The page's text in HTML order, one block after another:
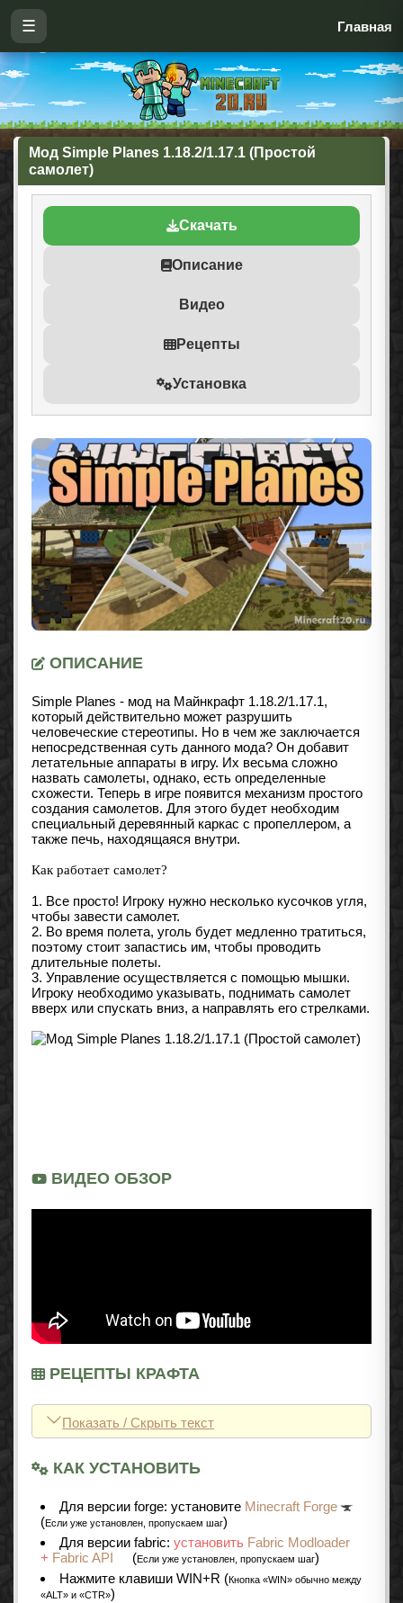
☰ Главная
Мод Simple Planes 1.18.2/1.17.1 (Простой
самолет)
Скачать
Описание
Видео
Рецепты
Установка
ОПИСАНИЕ
Simple Planes - мод на Майнкрафт 1.18.2/1.17.1,
который действительно может разрушить
человеческие стереотипы. Но в чем же заключается
непосредственная суть данного мода? Он добавит
летательные аппараты в игру. Их весьма сложно
назвать самолеты, однако, есть определенные
схожести. Теперь в игре появится механизм простого
создания самолетов. Для этого будет необходим
специальный деревянный каркас с пропеллером, а
также печь, находящаяся внутри.
Как работает самолет?
1. Все просто! Игроку нужно несколько кусочков угля,
чтобы завести самолет.
2. Во время полета, уголь будет медленно тратиться,
поэтому стоит запастись им, чтобы проводить
длительные полеты.
3. Управление осуществляется с помощью мышки.
Игроку необходимо указывать, поднимать самолет
вверх или спускать вниз, а направлять его стрелками.
ВИДЕО ОБЗОР
РЕЦЕПТЫ КРАФТА
Показать / Скрыть текст
КАК УСТАНОВИТЬ
Для версии forge: установите Minecraft Forge
(Если уже установлен, пропускаем шаг)
Для версии fabric: установить Fabric Modloader
+ Fabric API (Если уже установлен, пропускаем шаг)
Нажмите клавиши WIN+R (Кнопка «WIN» обычно между
«ALT» и «CTR»)